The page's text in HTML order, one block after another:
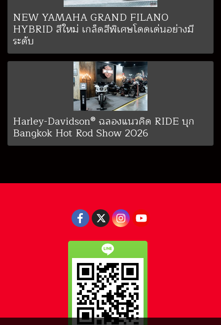
NEW YAMAHA GRAND FILANO
HYBRID สีใหม่ เกล็ดสีพิเศษโดดเด่นอย่างมี
ระดับ
Harley-Davidson® ฉลองแนวคิด RIDE บุก
Bangkok Hot Rod Show 2026